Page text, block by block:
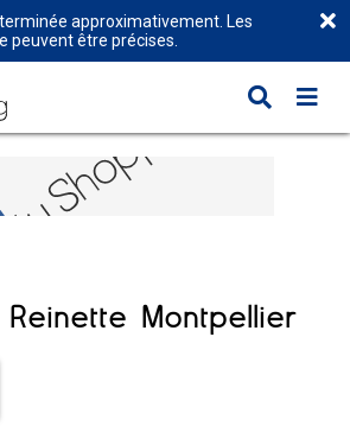
approximativement. Les
peuvent être précises.
Montpellier